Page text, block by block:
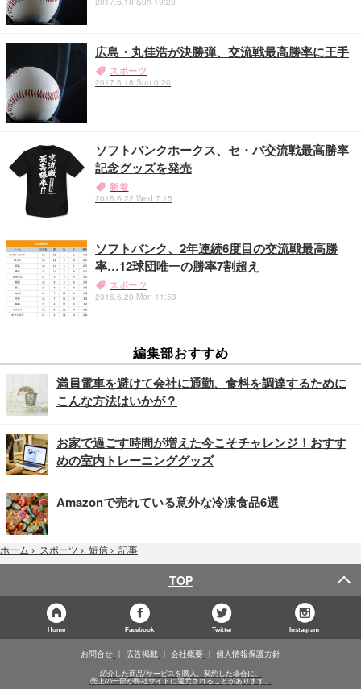
広島・丸佳浩が決勝弾、交流戦最高勝率に王手
スポーツ
2017.6.18 Sun 0:20
ソフトバンクホークス、セ・パ交流戦最高勝率
記念グッズを発売
新着
2016.6.22 Wed 7:15
ソフトバンク、2年連続6度目の交流戦最高勝
率…12球団唯一の勝率7割超え
スポーツ
2016.6.20 Mon 11:53
編集部おすすめ
満員電車を避けて会社に通勤、食料を調達するために
こんな方法はいかが？
お家で過ごす時間が増えた今こそチャレンジ！おすす
めの室内トレーニンググッズ
Amazonで売れている意外な冷凍食品6選
ホーム › スポーツ › 短信 › 記事
TOP
Home Facebook Twitter Instagram
お問合せ 広告掲載 会社概要 個人情報保護方針
紹介した商品/サービスを購入、契約した場合に、
売上の一部が弊社サイトに還元されることがあります。